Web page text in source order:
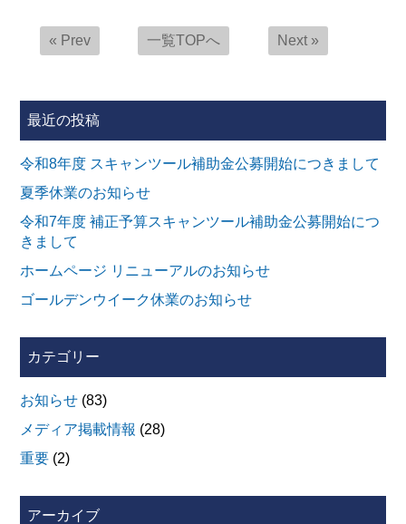
« Prev 一覧TOPへ Next »
最近の投稿
令和8年度 スキャンツール補助金公募開始につきまして
夏季休業のお知らせ
令和7年度 補正予算スキャンツール補助金公募開始につ
きまして
ホームページ リニューアルのお知らせ
ゴールデンウイーク休業のお知らせ
カテゴリー
お知らせ (83)
メディア掲載情報 (28)
重要 (2)
アーカイブ